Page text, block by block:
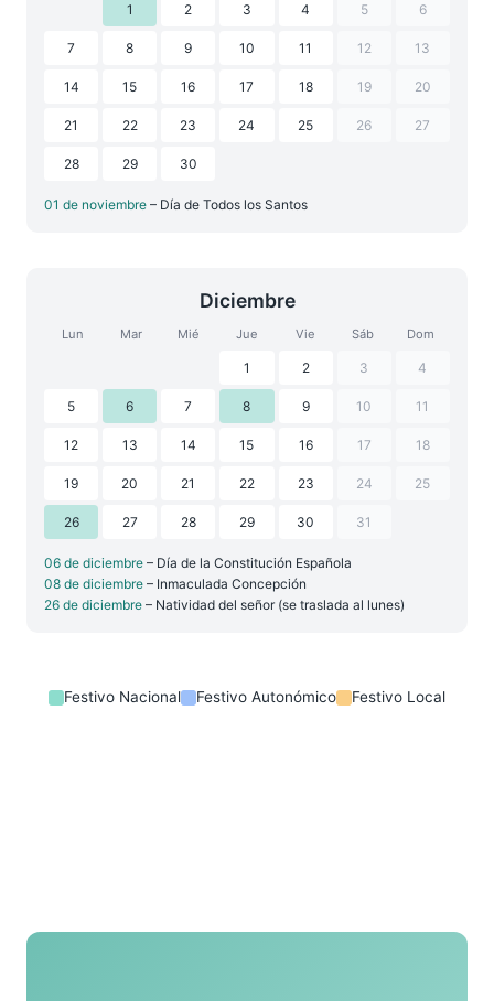
1 2 3 4 5 6
7 8 9 10 11 12 13
14 15 16 17 18 19 20
21 22 23 24 25 26 27
28 29 30
01 de noviembre – Día de Todos los Santos
Diciembre
Lun Mar Mié Jue Vie Sáb Dom
1 2 3 4
5 6 7 8 9 10 11
12 13 14 15 16 17 18
19 20 21 22 23 24 25
26 27 28 29 30 31
06 de diciembre – Día de la Constitución Española
08 de diciembre – Inmaculada Concepción
26 de diciembre – Natividad del señor (se traslada al lunes)
Festivo Nacional Festivo Autonómico Festivo Local